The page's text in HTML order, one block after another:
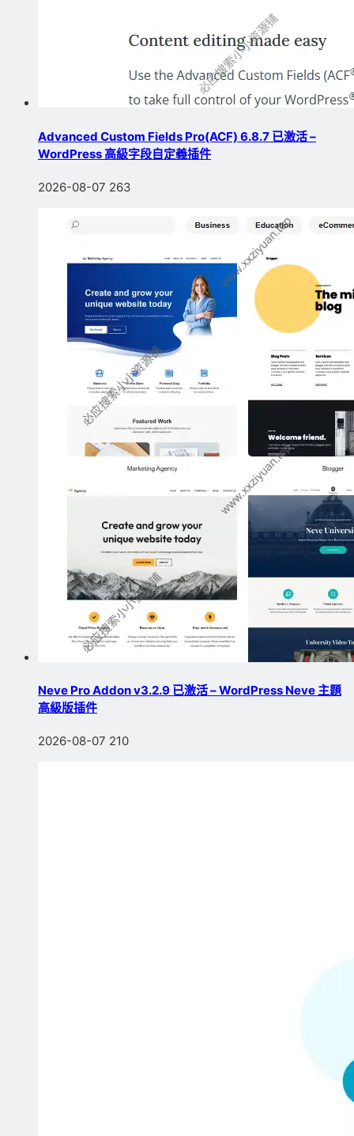
Advanced Custom Fields Pro(ACF) 6.8.7 已激活 –
WordPress 高級字段自定義插件
2026-08-07 263
Neve Pro Addon v3.2.9 已激活 – WordPress Neve 主題
高級版插件
2026-08-07 210